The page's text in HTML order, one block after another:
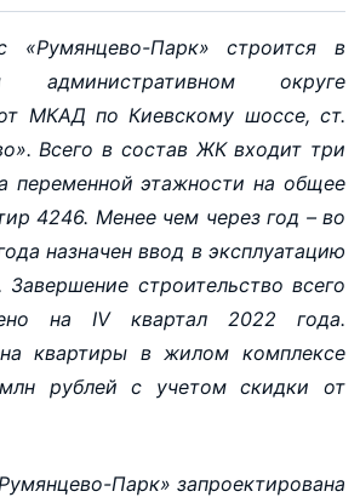
«Румянцево-Парк» строится в
административном округе
МКАД по Киевскому шоссе, ст.
Всего в состав ЖК входит три
переменной этажности на общее
4246. Менее чем через год – во
назначен ввод в эксплуатацию
Завершение строительство всего
на IV квартал 2022 года.
квартиры в жилом комплексе
рублей с учетом скидки от
Парк» запроектирована